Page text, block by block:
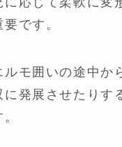
です。
ルモ囲いの途中か
に発展させたりす